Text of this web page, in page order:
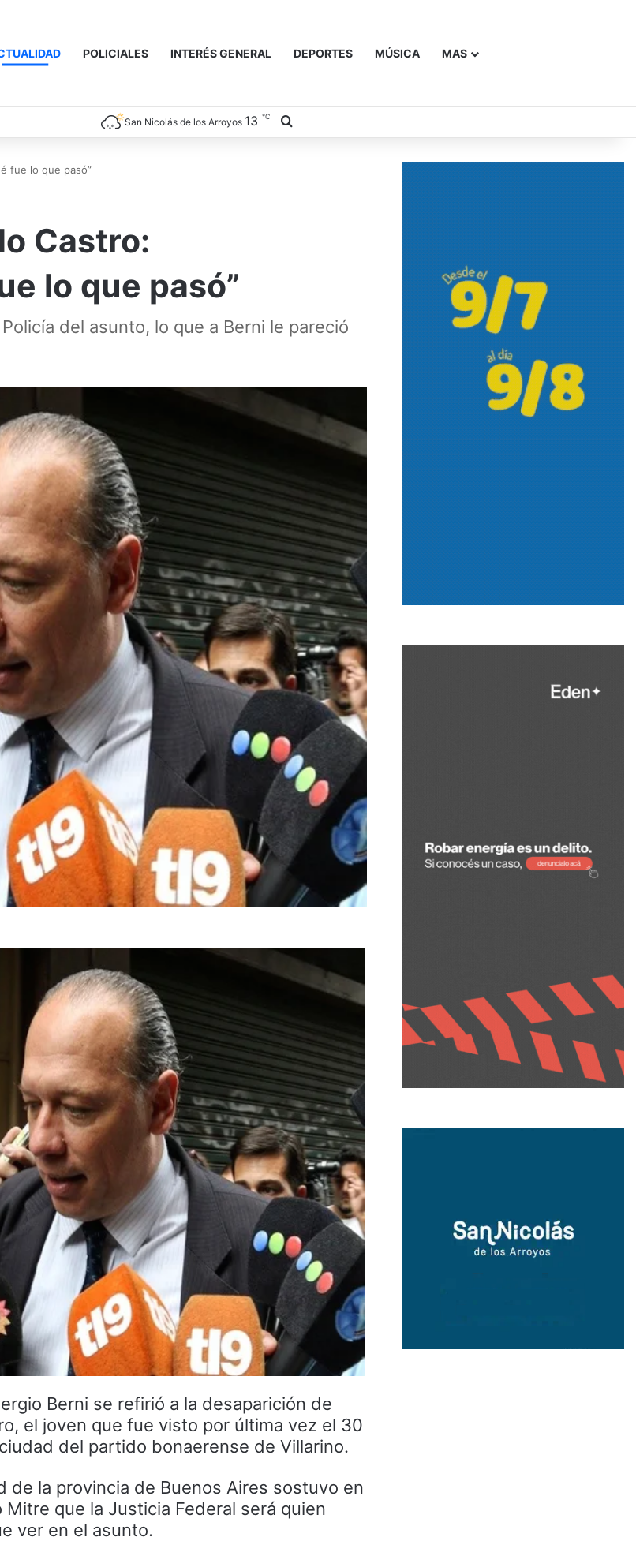
POLICIALES INTERÉS GENERAL DEPORTES MÚSICA MAS
San Nicolás de los Arroyos 13 ℃ Buscar
fue lo que pasó”
Castro:
lo que pasó”
del asunto, lo que a Berni le pareció
Berni se refirió a la desaparición de
el joven que fue visto por última vez el 30
del partido bonaerense de Villarino.
de la provincia de Buenos Aires sostuvo en
que la Justicia Federal será quien
ver en el asunto.